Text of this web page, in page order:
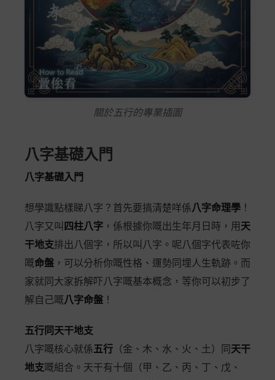
關於五行的專業插圖
八字基礎入門
八字基礎入門
想學識點樣睇八字？首先要搞清楚咩係八字命理學 ！
八字又叫 四柱八字 ，係根據你嘅出生年月日時，用 天
干地支排出八個字，所以叫八字。呢八個字代表咗你
嘅命盤 ，可以分析你嘅性格、運勢同埋人生軌跡。而
家就同大家拆解吓八字嘅基本概念，等你可以初步了
解自己嘅八字命盤 ！
五行同天干地支
八字嘅核心就係五行 （金、木、水、火、土）同 天干
地支嘅組合。天干有十個（甲、乙、丙、丁、戊、